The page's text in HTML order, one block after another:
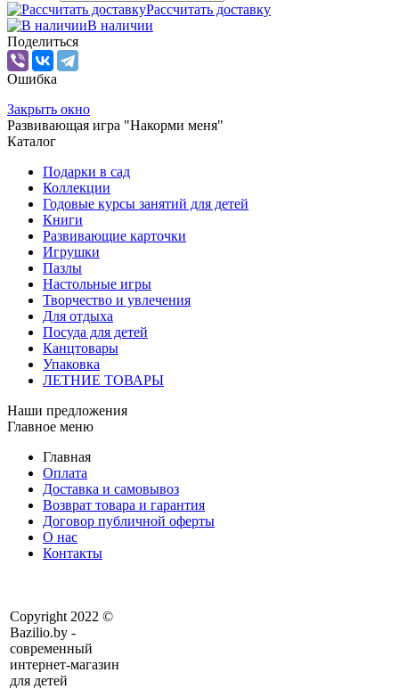
Рассчитать доставку
В наличии
Поделиться
Ошибка
Закрыть окно
Развивающая игра "Накорми меня"
Каталог
Подарки в сад
Коллекции
Годовые курсы занятий для детей
Книги
Развивающие карточки
Игрушки
Пазлы
Настольные игры
Творчество и увлечения
Для отдыха
Посуда для детей
Канцтовары
Упаковка
ЛЕТНИЕ ТОВАРЫ
Наши предложения
Главное меню
Главная
Оплата
Доставка и самовывоз
Возврат товара и гарантия
Договор публичной оферты
О нас
Контакты
Copyright 2022 ©
Bazilio.by -
современный
интернет-магазин
для детей